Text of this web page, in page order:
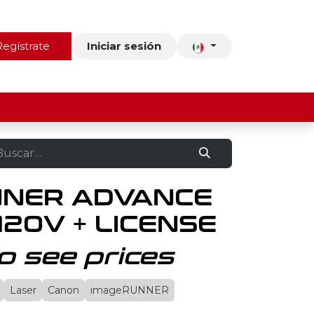
Contacto Iniciar sesión
ADVANCE
+ LICENSE
see prices
Laser Canon imageRUNNER